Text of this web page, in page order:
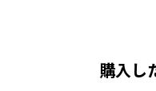
購入し